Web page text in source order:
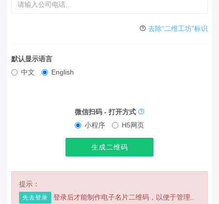
去除“二维工坊”标识
默认显示语言
中文
English
微信扫码 - 打开方式
小程序
H5网页
生成二维码
提示：
先去登录 登录后才能制作电子名片二维码，以便于管理..